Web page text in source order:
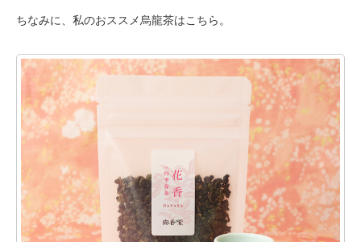
ちなみに、私のおススメ烏龍茶はこちら。